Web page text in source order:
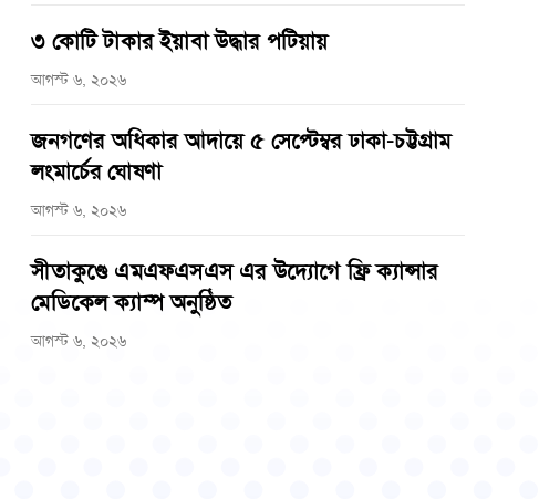
৩ কোটি টাকার ইয়াবা উদ্ধার পটিয়ায়
আগস্ট ৬, ২০২৬
জনগণের অধিকার আদায়ে ৫ সেপ্টেম্বর ঢাকা-চট্টগ্রাম
লংমার্চের ঘোষণা
আগস্ট ৬, ২০২৬
সীতাকুণ্ডে এমএফএসএস এর উদ্যোগে ফ্রি ক্যান্সার
মেডিকেল ক্যাম্প অনুষ্ঠিত
আগস্ট ৬, ২০২৬